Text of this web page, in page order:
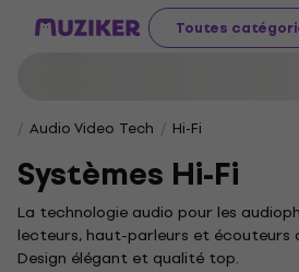
Toutes
Audio Video Tech Hi-Fi
Systèmes Hi-Fi
La technologie audio pour les
lecteurs, haut-parleurs et écouteurs
Design élégant et qualité top.